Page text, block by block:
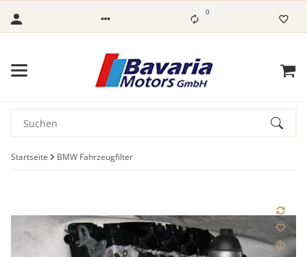
0
Startseite BMW Fahrzeugfilter